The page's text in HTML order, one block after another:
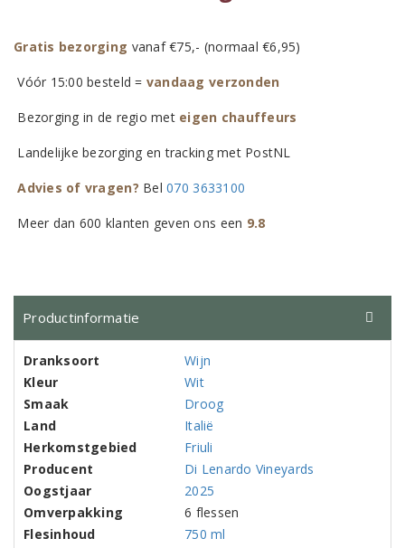
Gratis bezorging vanaf €75,- (normaal €6,95)
Vóór 15:00 besteld = vandaag verzonden
Bezorging in de regio met eigen chauffeurs
Landelijke bezorging en tracking met PostNL
Advies of vragen? Bel070 3633100
Meer dan 600 klanten geven ons een 9.8
Productinformatie
Dranksoort
Wijn
Kleur
Wit
Smaak
Droog
Land
Italië
Herkomstgebied
Friuli
Producent
Di Lenardo Vineyards
Oogstjaar
2025
Omverpakking
6 flessen
Flesinhoud
750 ml